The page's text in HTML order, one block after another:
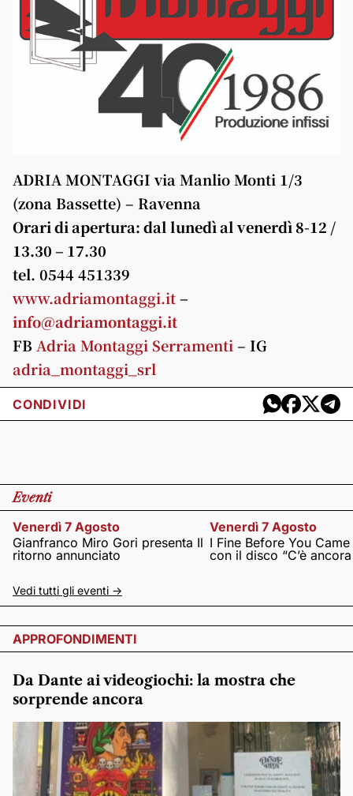
ADRIA MONTAGGI via Manlio Monti 1/3
(zona Bassette) – Ravenna
Orari di apertura: dal lunedì al venerdì 8-12 /
13.30 – 17.30
tel. 0544 451339
www.adriamontaggi.it–
info@adriamontaggi.it
FB Adria Montaggi Serramenti– IG
adria_montaggi_srl
CONDIVIDI
Eventi
Venerdì 7 Agosto
Gianfranco Miro Gori presenta Il
ritorno annunciato
Venerdì 7 Agosto
I Fine Before You
con il disco “C’è
Vedi tutti gli eventi ->
APPROFONDIMENTI
Da Dante ai videogiochi: la mostra che
sorprende ancora